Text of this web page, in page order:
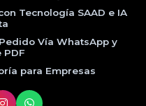
Tecnología SAAD e IA
Vía WhatsApp y
PDF
para Empresas